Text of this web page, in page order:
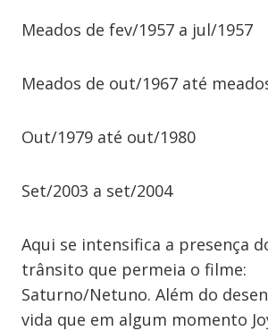
Meados de fev/1957 a jul/1957
Meados de out/1967 até
Out/1979 até out/1980
Set/2003 a set/2004
Aqui se intensifica a presença
trânsito que permeia o filme:
Saturno/Netuno. Além do
vida que em algum momento